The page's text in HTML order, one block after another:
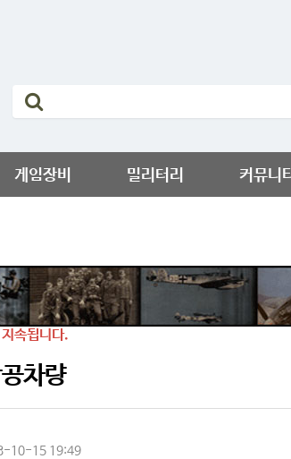
게임장비 밀리터리 커뮤니
속됩니다.
차량
10-15 19:49